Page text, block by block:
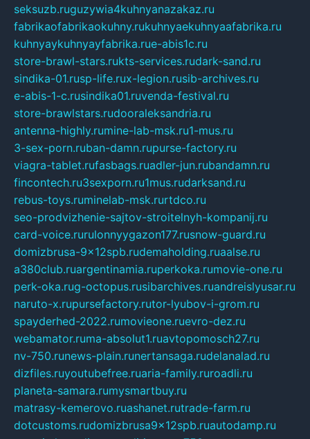
seksuzb.ruguzywia4kuhnyanazakaz.ru
fabrikaofabrikaokuhny.rukuhnyaekuhnyaafabrika.ru
kuhnyaykuhnyayfabrika.rue-abis1c.ru
store-brawl-stars.rukts-services.rudark-sand.ru
sindika-01.rusp-life.rux-legion.rusib-archives.ru
e-abis-1-c.rusindika01.ruvenda-festival.ru
store-brawlstars.rudooraleksandria.ru
antenna-highly.rumine-lab-msk.ru1-mus.ru
3-sex-porn.ruban-damn.rupurse-factory.ru
viagra-tablet.rufasbags.ruadler-jun.rubandamn.ru
fincontech.ru3sexporn.ru1mus.rudarksand.ru
rebus-toys.ruminelab-msk.rurtdco.ru
seo-prodvizhenie-sajtov-stroitelnyh-kompanij.ru
card-voice.rurulonnyygazon177.rusnow-guard.ru
domizbrusa-9x12spb.rudemaholding.ruaalse.ru
a380club.ruargentinamia.ruperkoka.rumovie-one.ru
perk-oka.rug-octopus.rusibarchives.ruandreislyusar.ru
naruto-x.rupursefactory.rutor-lyubov-i-grom.ru
spayderhed-2022.rumovieone.ruevro-dez.ru
webamator.ruma-absolut1.ruavtopomosch27.ru
nv-750.runews-plain.runertansaga.rudelanalad.ru
dizfiles.ruyoutubefree.ruaria-family.ruroadli.ru
planeta-samara.rumysmartbuy.ru
matrasy-kemerovo.ruashanet.rutrade-farm.ru
dotcustoms.rudomizbrusa9x12spb.ruautodamp.ru